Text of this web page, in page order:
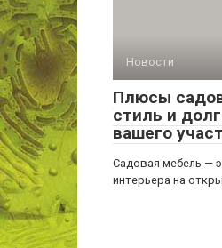
Новости
Плюсы
стиль и
вашего
Садовая мебель —
интерьера на